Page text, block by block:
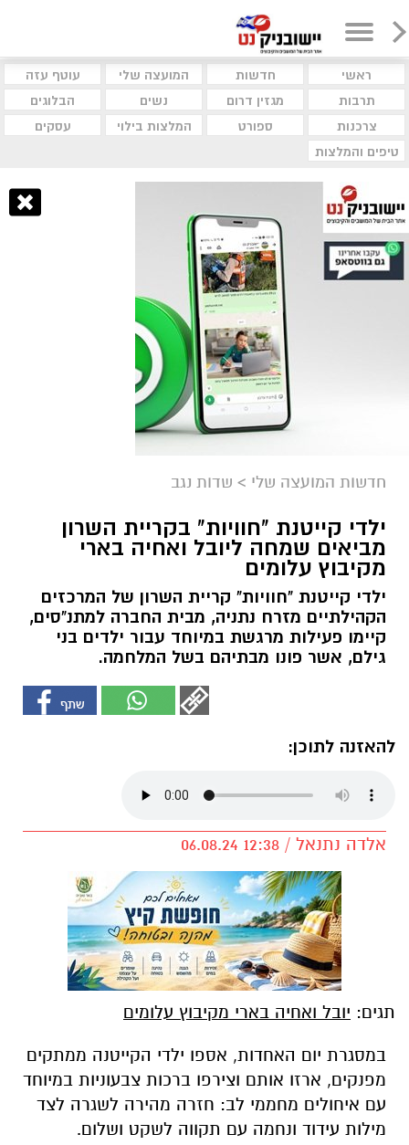
ראשי חדשות המועצה שלי
עוטף עזה
תרבות
מגזין דרום נשים
הבלוגים
צרכנות
ספורט המלצות בילוי
עסקים
טיפים והמלצות
חדשות המועצה שלי > שדות נגב
ילדי קייטנת "חוויות" בקריית השרון
מביאים שמחה ליובל ואחיה בארי
מקיבוץ עלומים
ילדי קייטנת "חוויות" קריית השרון של המרכזים
הקהילתיים מזרח נתניה, מבית החברה למתנ"סים,
קיימו פעילות מרגשת במיוחד עבור ילדים בני
גילם, אשר פונו מבתיהם בשל המלחמה.
להאזנה לתוכן:
אלדה נתנאל / 12:38 06.08.24
תגים: יובל ואחיה בארי מקיבוץ עלומים
במסגרת יום האחדות, אספו ילדי הקייטנה ממתקים
מפנקים, ארזו אותם וצירפו ברכות צבעוניות במיוחד
עם איחולים מחממי לב: חזרה מהירה לשגרה לצד
מילות עידוד ונחמה עם תקווה לשקט ושלום.